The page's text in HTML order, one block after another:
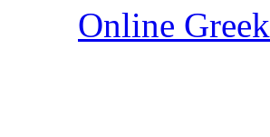
Online